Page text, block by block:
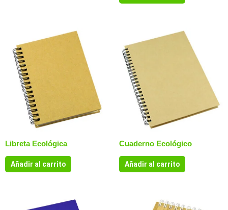
Libreta Ecológica
Añadir al carrito
Cuaderno Ecológico
Añadir al carrito